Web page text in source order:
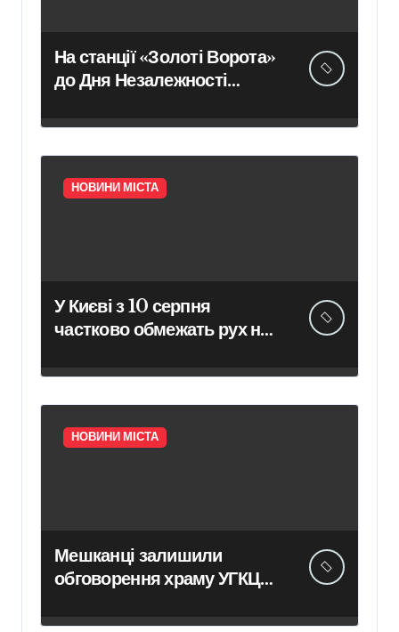
На станції «Золоті Ворота»
до Дня Незалежності
виставку – Новини Києва –
Головні події міста
сьогодні
НОВИНИ МІСТА
У Києві з 10 серпня
частково обмежать рух на
НОВИНИ МІСТА
Мешканці залишили
обговорення храму УГКЦ
так і не відбулася –